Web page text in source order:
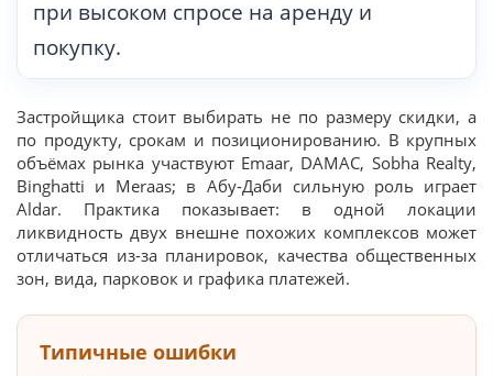
при высоком спросе на аренду и
покупку.
Застройщика стоит выбирать не по размеру скидки, а
по продукту, срокам и позиционированию. В крупных
объёмах рынка участвуют Emaar, DAMAC, Sobha Realty,
Binghatti и Meraas; в Абу-Даби сильную роль играет
Aldar. Практика показывает: в одной локации
ликвидность двух внешне похожих комплексов может
отличаться из-за планировок, качества общественных
зон, вида, парковок и графика платежей.
Типичные ошибки